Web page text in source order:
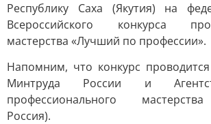
Республику Саха (Якутия) на
Всероссийского конкурса
мастерства «Лучший по профессии».
Напомним, что конкурс
Минтруда России и
профессионального
Россия).